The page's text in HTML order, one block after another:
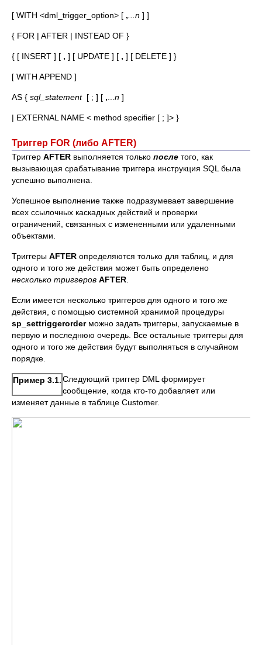
[ WITH <dml_trigger_option> [ , ...n ] ]
{ FOR | AFTER | INSTEAD OF }
{ [ INSERT ] [ , ] [ UPDATE ] [ , ] [ DELETE ] }
[ WITH APPEND ]
AS { sql_statement[ ; ] [ , n ]
| EXTERNAL NAME < method specifier [ ; ]> }
Триггер FOR (либо AFTER)
Триггер AFTER выполняется только после того, как
вызывающая срабатывание триггера инструкция SQL была
успешно выполнена.
Успешное выполнение также подразумевает завершение
всех ссылочных каскадных действий и проверки
ограничений, связанных с измененными или удаленными
объектами.
Триггеры AFTER определяются только для таблиц, и для
одного и того же действия может быть определено
несколько триггеров AFTER
Если имеется несколько триггеров для одного и того же
действия, с помощью системной хранимой процедуры
sp_settriggerorderможно задать триггеры, запускаемые в
первую и последнюю очередь. Все остальные триггеры для
одного и того же действия будут выполняться в случайном
порядке.
Пример 3.1.Следующий триггер DML формирует
сообщение, когда кто-то добавляет или
изменяет данные в таблице Customer.